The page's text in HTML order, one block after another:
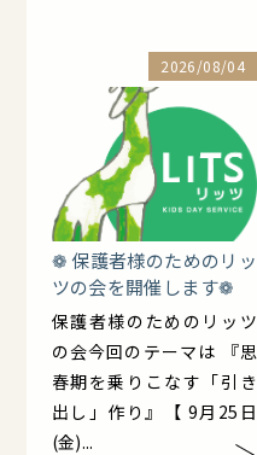
2026/08/04
❁ 保護者様のためのリッ
ツの会を開催します❁
保護者様のためのリッツ
の会今回のテーマは 『思
春期を乗りこなす「引き
出し」作り』【 9月25日
(金)...